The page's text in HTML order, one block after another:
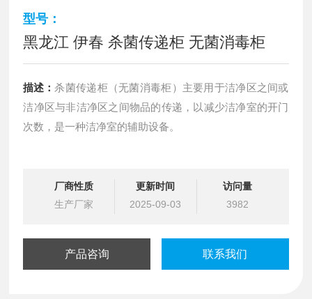
型号：
黑龙江 伊春 杀菌传递柜 无菌消毒柜
描述： 杀菌传递柜（无菌消毒柜）主要用于洁净区之间或
洁净区与非洁净区之间物品的传递，以减少洁净室的开门
次数，是一种洁净室的辅助设备。
厂商性质
生产厂家
更新时间
2025-09-03
访问量
3982
产品咨询 联系我们